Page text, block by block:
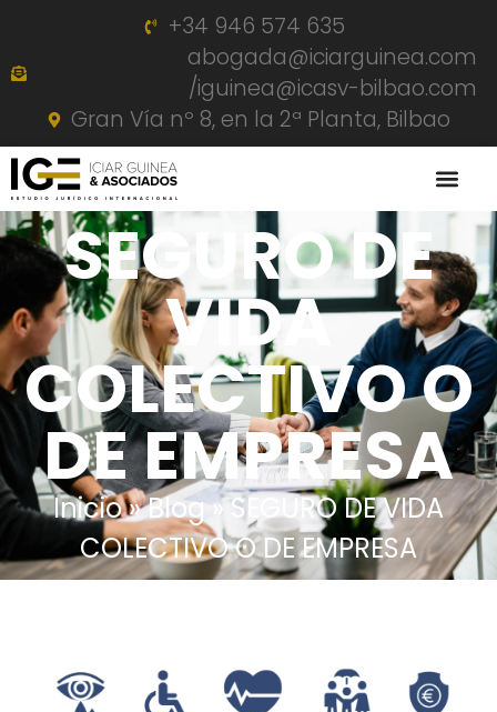
+34 946 574 635
abogada@iciarguinea.com
/iguinea@icasv-bilbao.com
Gran Vía nº 8, en la 2ª Planta, Bilbao
SEGURO DE
VIDA
COLECTIVO O
DE EMPRESA
Inicio»Blog»SEGURO DE VIDA
COLECTIVO O DE EMPRESA